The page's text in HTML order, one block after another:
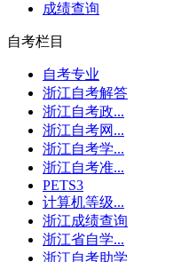
成绩查询
自考栏目
自考专业
浙江自考解答
浙江自考政...
浙江自考网...
浙江自考学...
浙江自考准...
PETS3
计算机等级...
浙江成绩查询
浙江省自学...
浙江自考助学